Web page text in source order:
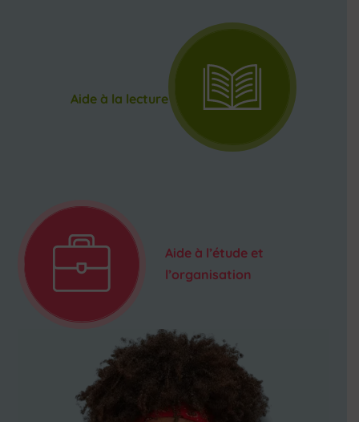
Aide à la lecture
Aide à l’étude et
l’organisation